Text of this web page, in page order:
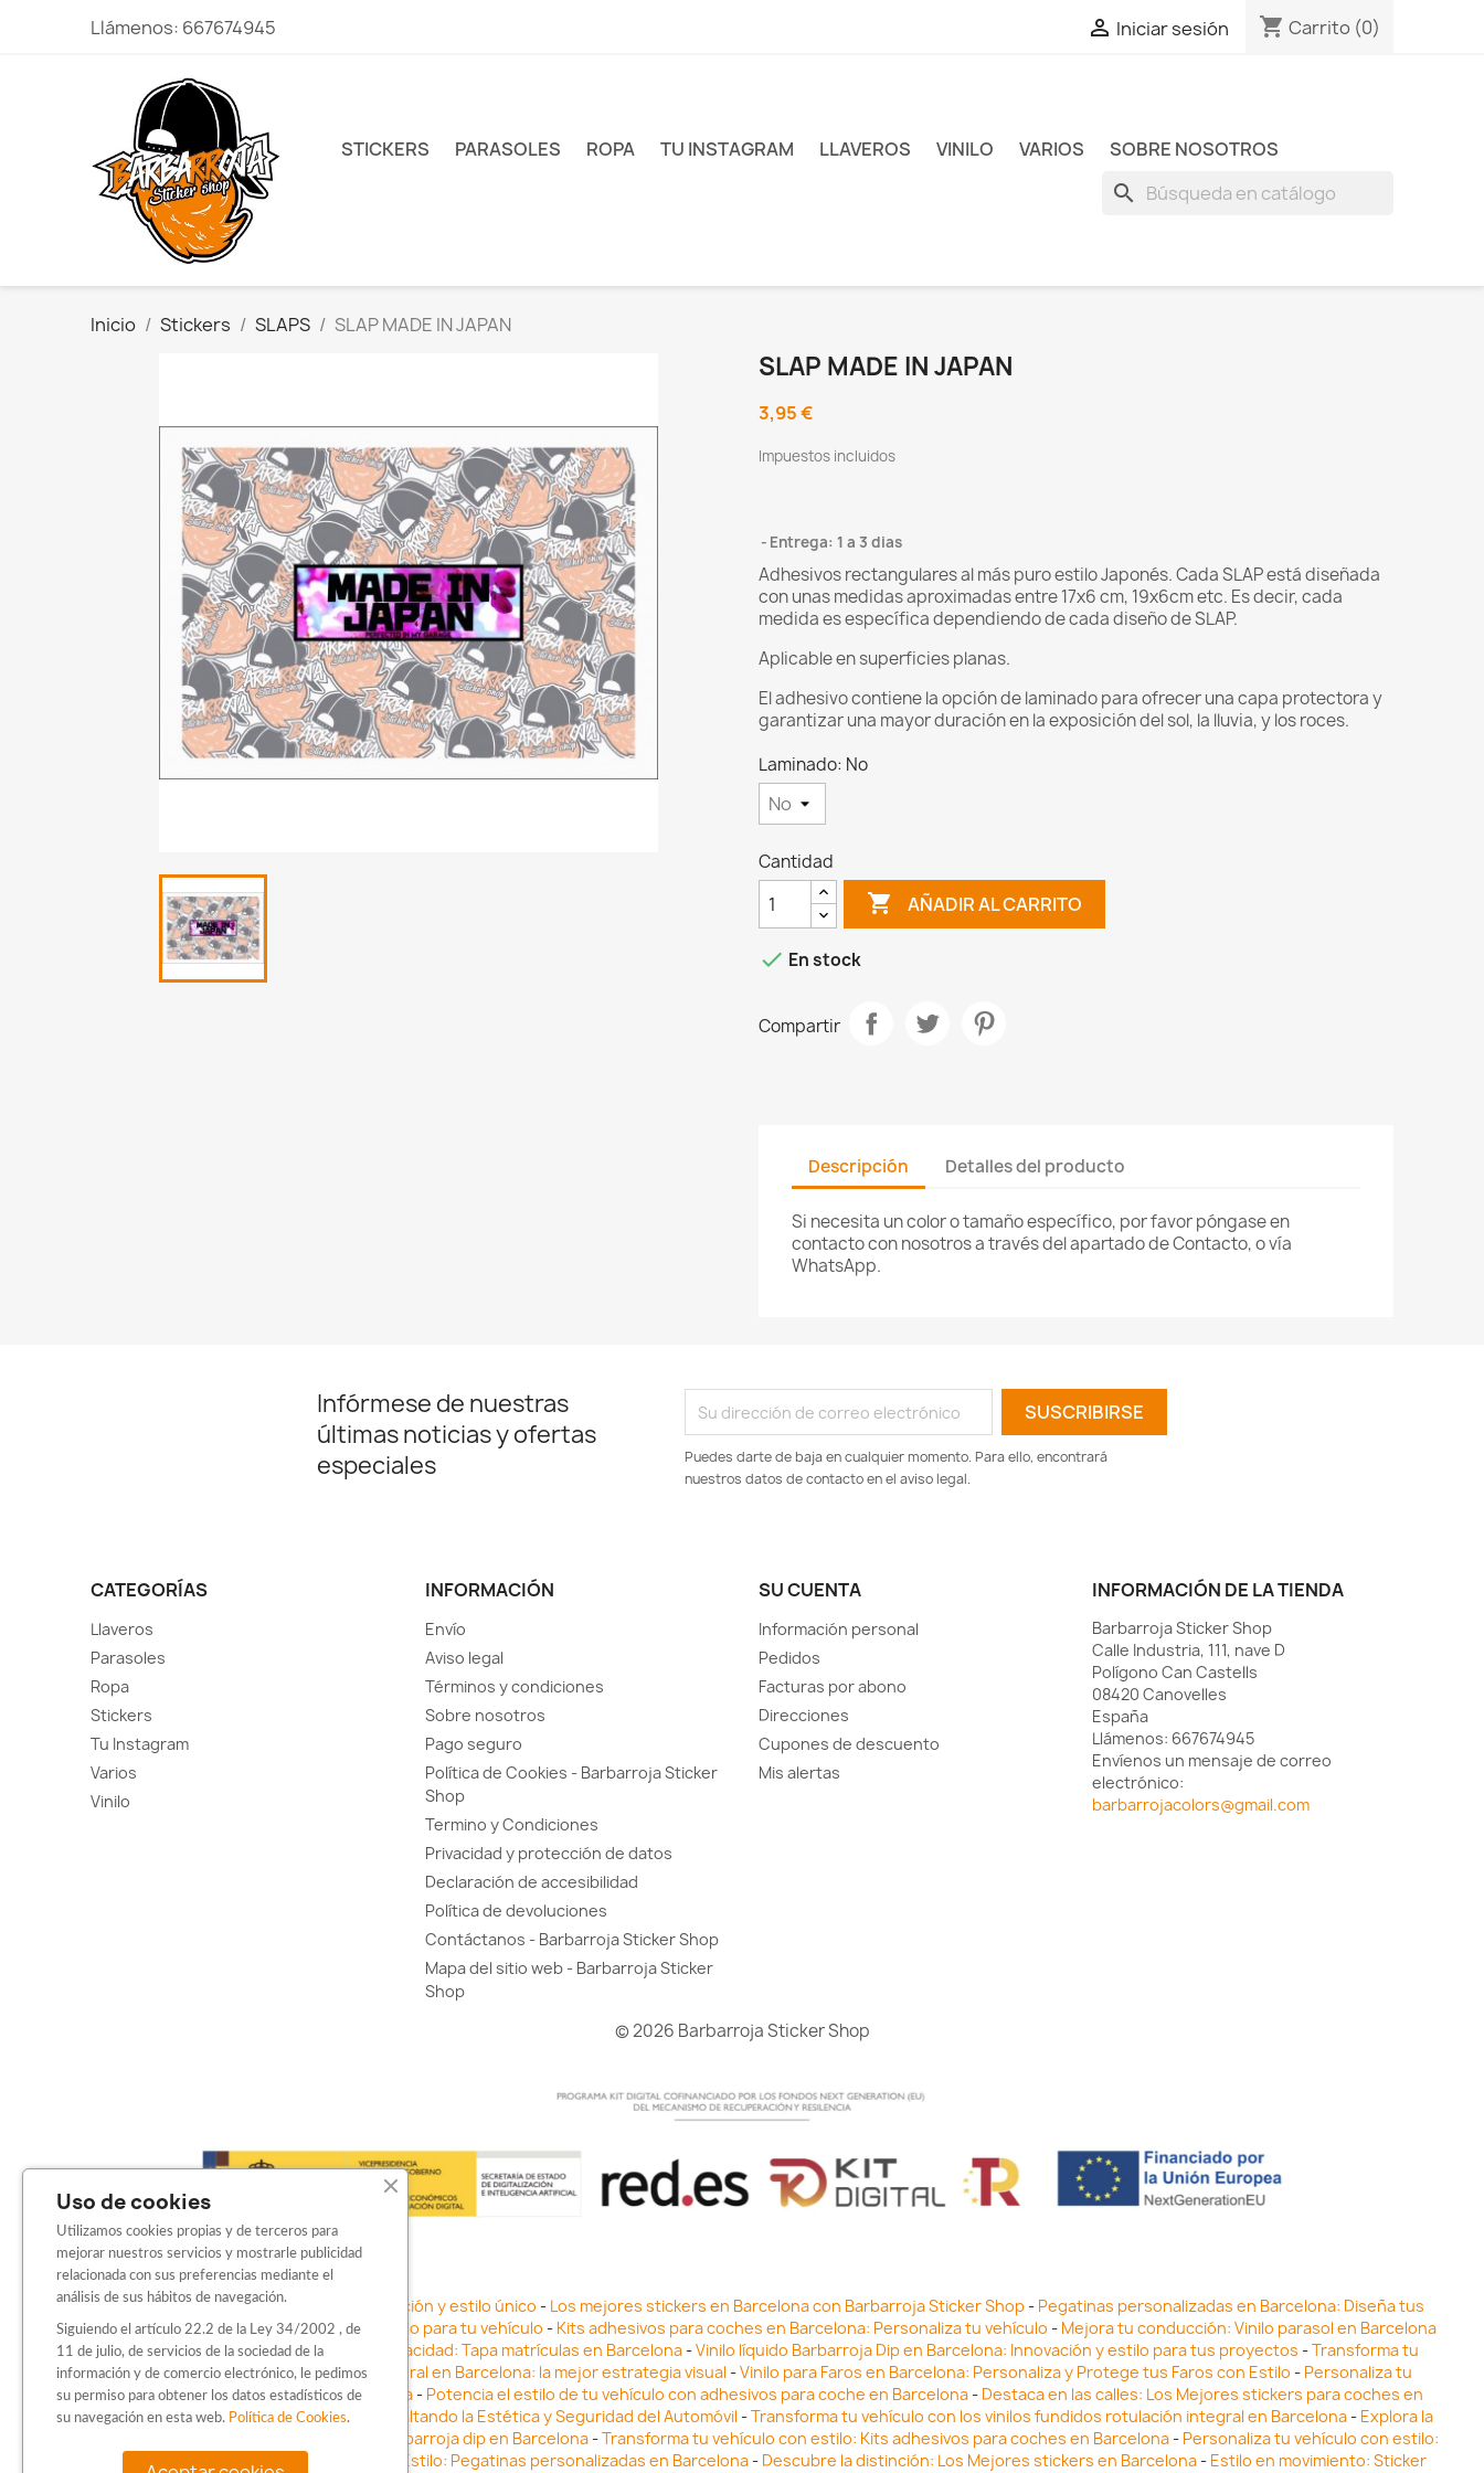
Llámenos: 667674945  Iniciar sesión shopping_cart Carrito (0)
STICKERS PARASOLES ROPA TU INSTAGRAM LLAVEROS VINILO VARIOS SOBRE NOSOTROS
search
Inicio Stickers SLAPS SLAP MADE IN JAPAN
SLAP MADE IN JAPAN
3,95 €
Impuestos incluidos
Entrega: 1 a 3 dias
Adhesivos rectangulares al más puro estilo Japonés. Cada SLAP está diseñada
con unas medidas aproximadas entre 17x6 cm, 19x6cm etc. Es decir, cada
medida es específica dependiendo de cada diseño de SLAP.
Aplicable en superficies planas.
El adhesivo contiene la opción de laminado para ofrecer una capa protectora y
garantizar una mayor duración en la exposición del sol, la lluvia, y los roces.
Laminado: No
Cantidad
 AÑADIR AL CARRITO
 En stock
Compartir
Descripción Detalles del producto
Si necesita un color o tamaño específico, por favor póngase en
contacto con nosotros a través del apartado de Contacto, o vía
WhatsApp.
Infórmese de nuestras
últimas noticias y ofertas
especiales
Puedes darte de baja en cualquier momento. Para ello, encontrará
nuestros datos de contacto en el aviso legal.
CATEGORÍAS
Llaveros
Parasoles
Ropa
Stickers
Tu Instagram
Varios
Vinilo
INFORMACIÓN
Envío
Aviso legal
Términos y condiciones
Sobre nosotros
Pago seguro
Política de Cookies - Barbarroja Sticker
Shop
Termino y Condiciones
Privacidad y protección de datos
Declaración de accesibilidad
Política de devoluciones
Contáctanos - Barbarroja Sticker Shop
Mapa del sitio web - Barbarroja Sticker
Shop
SU CUENTA
Información personal
Pedidos
Facturas por abono
Direcciones
Cupones de descuento
Mis alertas
INFORMACIÓN DE LA TIENDA
Barbarroja Sticker Shop
Calle Industria, 111, nave D
Polígono Can Castells
08420 Canovelles
España
Llámenos: 667674945
Envíenos un mensaje de correo
electrónico:
barbarrojacolors@gmail.com
© 2026 Barbarroja Sticker Shop
Sticker para motos en Barcelona: Personalización y estilo único - Los mejores stickers en Barcelona con Barbarroja Sticker Shop- Pegatinas personalizadas en Barcelona: Diseña tus
adhesivos-Vinilo para coche en Barcelona: Estilo para tu vehículo - Kits adhesivos para coches en Barcelona: Personaliza tu vehículo - Mejora tu conducción: Vinilo parasol en Barcelona
con Barbarroja Sticker Shop-Protege tu privacidad: Tapa matrículas en Barcelona-Vinilo líquido Barbarroja Dip en Barcelona: Innovación y estilo para tus proyectos -Transforma tu
negocio con vinilos fundidos rotulación integral en Barcelona: la mejor estrategia visual -Vinilo para Faros en Barcelona: Personaliza y Protege tus Faros con Estilo - Personaliza tu
vehículo con stickers para motos en Barcelona- Potencia el estilo de tu vehículo con adhesivos para coche en Barcelona- Destaca en las calles: Los Mejores stickers para coches en
Barcelona-Vinilo para faros en Barcelona: Resaltando la Estética y Seguridad del Automóvil -Transforma tu vehículo con los vinilos fundidos rotulación integral en Barcelona- Explora la
Innovación en Personalización: Vinilo líquido barbarroja dip en Barcelona-Transforma tu vehículo con estilo: Kits adhesivos para coches en Barcelona- Personaliza tu vehículo con estilo:
Vinilo para coche en Barcelona
Destaca con Estilo: Pegatinas personalizadas en Barcelona- Descubre la distinción: Los Mejores stickers en Barcelona- Estilo en movimiento: Sticker
Uso de cookies
Utilizamos cookies propias y de terceros para
mejorar nuestros servicios y mostrarle publicidad
relacionada con sus preferencias mediante el
análisis de sus hábitos de navegación.
Siguiendo el artículo 22.2 de la Ley 34/2002 , de
11 de julio, de servicios de la sociedad de la
información y de comercio electrónico, le pedimos
su permiso para obtener los datos estadísticos de
su navegación en esta web. Política de Cookies.